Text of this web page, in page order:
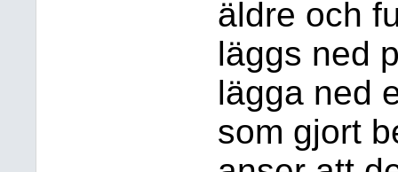
äldre och
läggs ned
lägga ned
som gjort